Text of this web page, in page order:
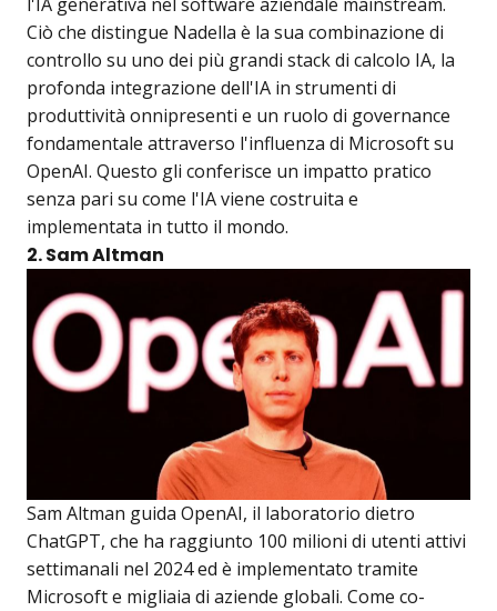
Ciò che distingue Nadella è la sua combinazione di
controllo su uno dei più grandi stack di calcolo IA, la
profonda integrazione dell'IA in strumenti di
produttività onnipresenti e un ruolo di governance
fondamentale attraverso l'influenza di Microsoft su
OpenAI. Questo gli conferisce un impatto pratico
senza pari su come l'IA viene costruita e
implementata in tutto il mondo.
2. Sam Altman
Sam Altman guida OpenAI, il laboratorio dietro
ChatGPT, che ha raggiunto 100 milioni di utenti attivi
settimanali nel 2024 ed è implementato tramite
Microsoft e migliaia di aziende globali. Come co-